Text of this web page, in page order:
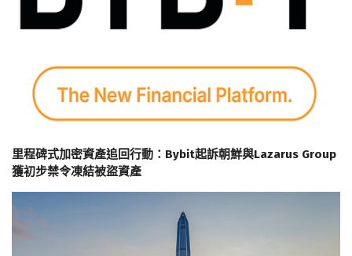
里程碑式加密資產追回行動：Bybit起訴朝鮮與Lazarus Group
獲初步禁令凍結被盜資產